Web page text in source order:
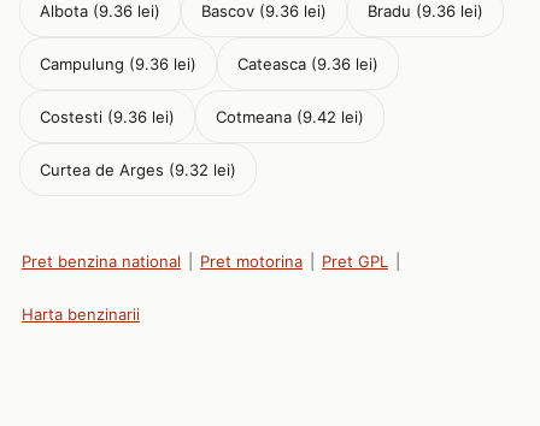
Albota (9.36 lei) Bascov (9.36 lei) Bradu (9.36 lei)
Campulung (9.36 lei) Cateasca (9.36 lei)
Costesti (9.36 lei) Cotmeana (9.42 lei)
Curtea de Arges (9.32 lei)
Pret benzina national Pret motorina Pret GPL
Harta benzinarii